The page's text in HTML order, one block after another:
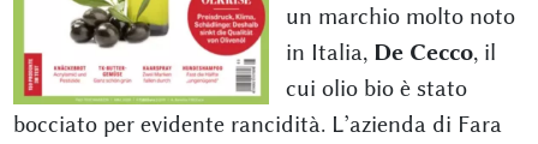
un marchio molto noto
in Italia, De Cecco, il
cui olio bio è stato
bocciato per evidente rancidità. L’azienda di Fara